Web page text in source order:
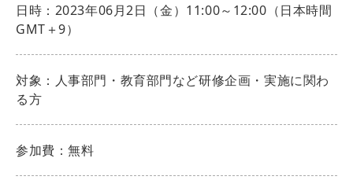
日時：2023年06月2日（金）11:00～12:00（日本時間
GMT＋9）
対象：人事部門・教育部門など研修企画・実施に関わ
る方
参加費：無料